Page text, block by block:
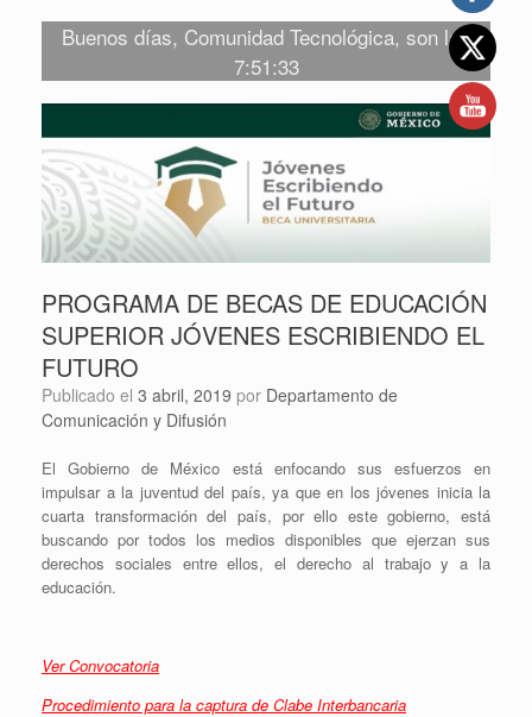
Buenos días, Comunidad Tecnológica, son las
7:51:33
PROGRAMA DE BECAS DE EDUCACIÓN
SUPERIOR JÓVENES ESCRIBIENDO EL
FUTURO
Publicado el 3 abril, 2019 por Departamento de
Comunicación y Difusión
El Gobierno de México está enfocando sus esfuerzos en
impulsar a la juventud del país, ya que en los jóvenes inicia la
cuarta transformación del país, por ello este gobierno, está
buscando por todos los medios disponibles que ejerzan sus
derechos sociales entre ellos, el derecho al trabajo y a la
educación.
Ver Convocatoria
Procedimiento para la captura de Clabe Interbancaria